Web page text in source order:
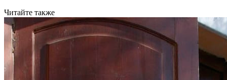
Читайте также